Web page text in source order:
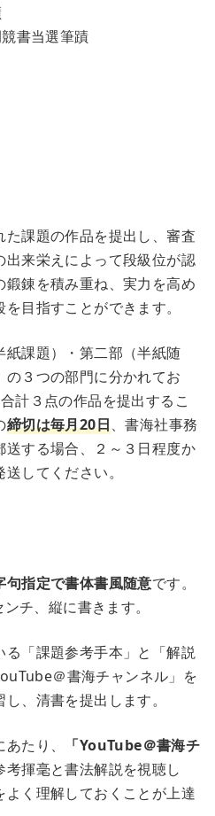
書当選筆蹟
課題の作品を提出し、審査
出来栄えによって段級位が認
錬を積み重ね、実力を高め
目指すことができます。
課題）・第二部（半紙随
３つの部門に分かれてお
計３点の作品を提出するこ
締切は毎月20日、書海社事務
送する場合、２～３日程度か
してください。
句指定で書体書風随意です。
チ、縦に書きます。
「課題参考手本」と「解説
＠書海チャンネル」を
、清書を提出します。
たり、
「YouTube＠書海チ
考揮毫と書法解説を視聴し
く理解しておくことが上達